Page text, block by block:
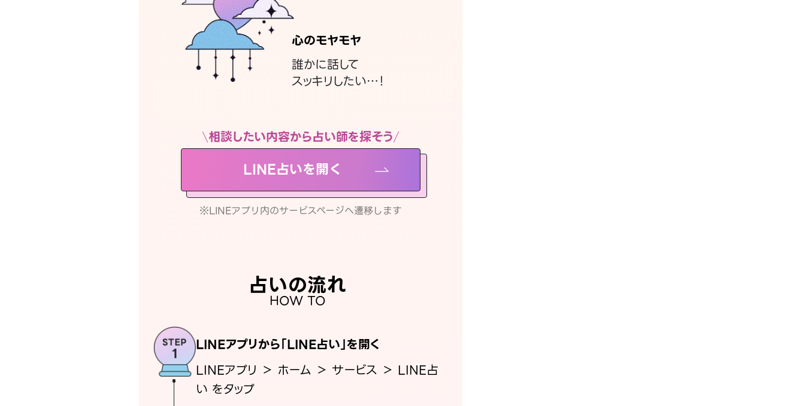
心のモヤモヤ
誰かに話して
スッキリしたい…！
相談したい内容から占い師を探そう
LINE占いを開く
※LINEアプリ内のサービスページへ遷移します
占いの流れ
HOW TO
LINEアプリから「LINE占い」を開く
LINEアプリ ＞ ホーム ＞ サービス ＞ LINE占
い をタップ